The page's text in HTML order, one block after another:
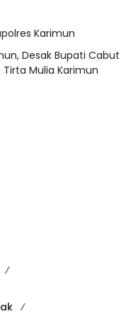
Karimun
Desak Bupati Cabut
Mulia Karimun